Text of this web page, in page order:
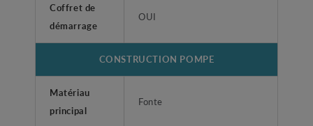
Coffret de
démarrage
OUI
CONSTRUCTION POMPE
Matériau
principal
Fonte